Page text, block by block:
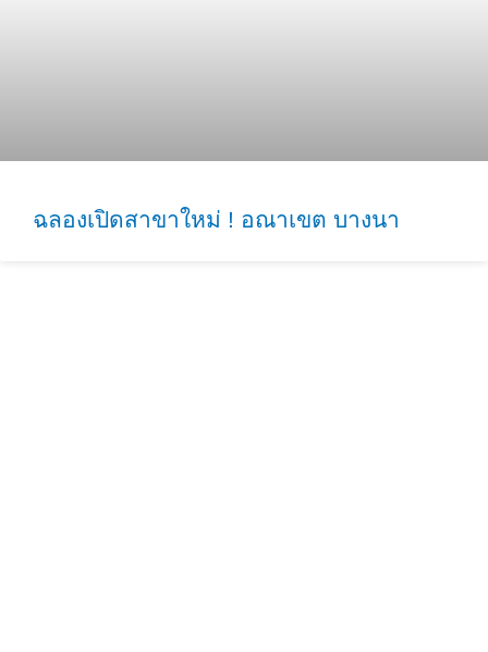
ฉลองเปิดสาขาใหม่ ! อณาเขต บางนา